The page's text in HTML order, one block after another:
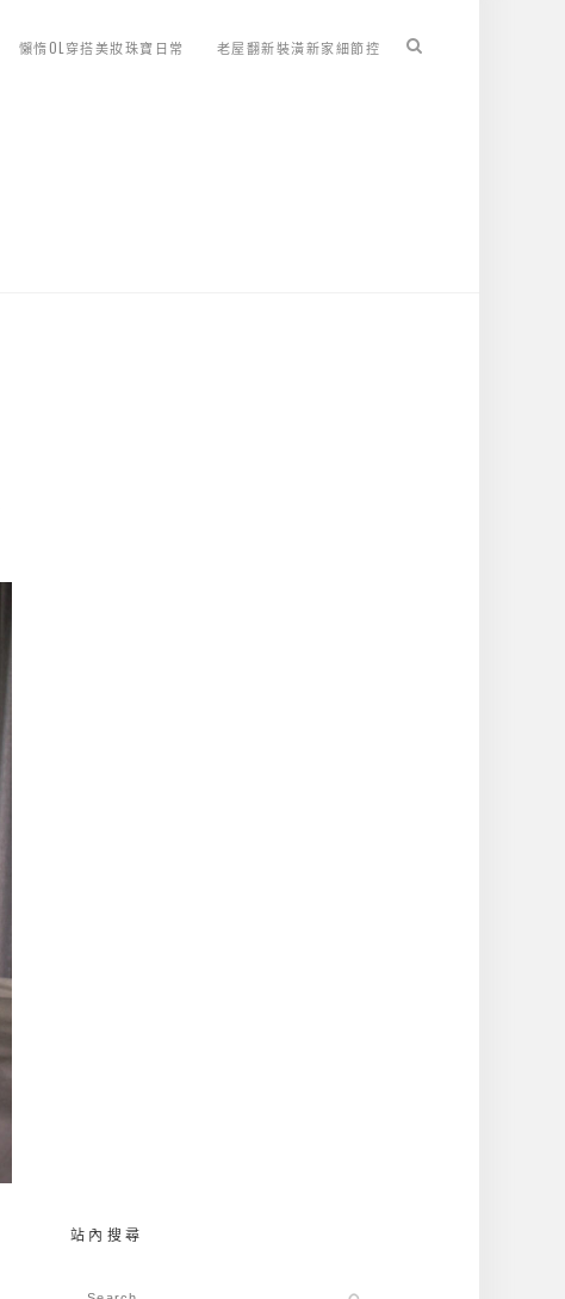
懶惰OL穿搭美妝珠寶日常 老屋翻新裝潢新家細節控
站內搜尋